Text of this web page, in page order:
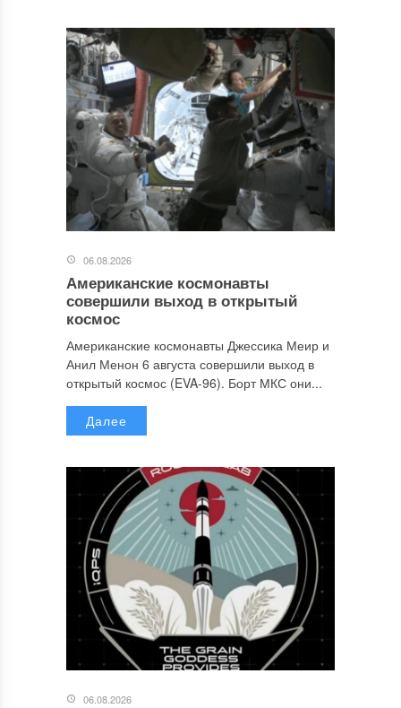
06.08.2026
Американские космонавты
совершили выход в открытый
космос
Американские космонавты Джессика Меир и
Анил Менон 6 августа совершили выход в
открытый космос (EVA-96). Борт МКС они...
Далее
06.08.2026